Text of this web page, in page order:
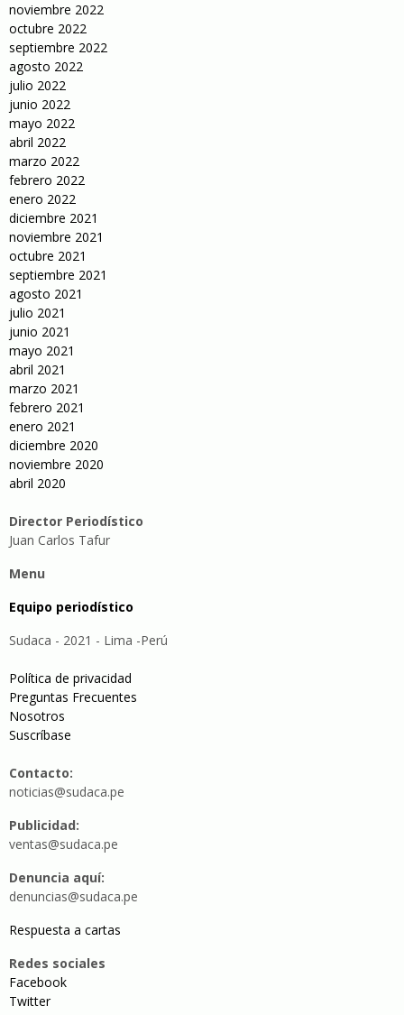
noviembre 2022
octubre 2022
septiembre 2022
agosto 2022
julio 2022
junio 2022
mayo 2022
abril 2022
marzo 2022
febrero 2022
enero 2022
diciembre 2021
noviembre 2021
octubre 2021
septiembre 2021
agosto 2021
julio 2021
junio 2021
mayo 2021
abril 2021
marzo 2021
febrero 2021
enero 2021
diciembre 2020
noviembre 2020
abril 2020
Director Periodístico
Juan Carlos Tafur
Menu
Equipo periodístico
Sudaca - 2021 - Lima -Perú
Política de privacidad
Preguntas Frecuentes
Nosotros
Suscríbase
Contacto:
noticias@sudaca.pe
Publicidad:
ventas@sudaca.pe
Denuncia aquí:
denuncias@sudaca.pe
Respuesta a cartas
Redes sociales
Facebook
Twitter